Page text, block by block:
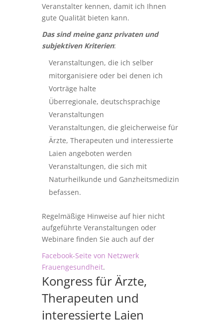
Veranstalter kennen, damit ich Ihnen
gute Qualität bieten kann.
Das sind meine ganz privaten und
subjektiven Kriterien:
Veranstaltungen, die ich selber
mitorganisiere oder bei denen ich
Vorträge halte
Überregionale, deutschsprachige
Veranstaltungen
Veranstaltungen, die gleicherweise für
Ärzte, Therapeuten und interessierte
Laien angeboten werden
Veranstaltungen, die sich mit
Naturheilkunde und Ganzheitsmedizin
befassen.
Regelmäßige Hinweise auf hier nicht
aufgeführte Veranstaltungen oder
Webinare finden Sie auch auf der
Facebook-Seite von Netzwerk
Frauengesundheit.
Kongress für Ärzte,
Therapeuten und
interessierte Laien